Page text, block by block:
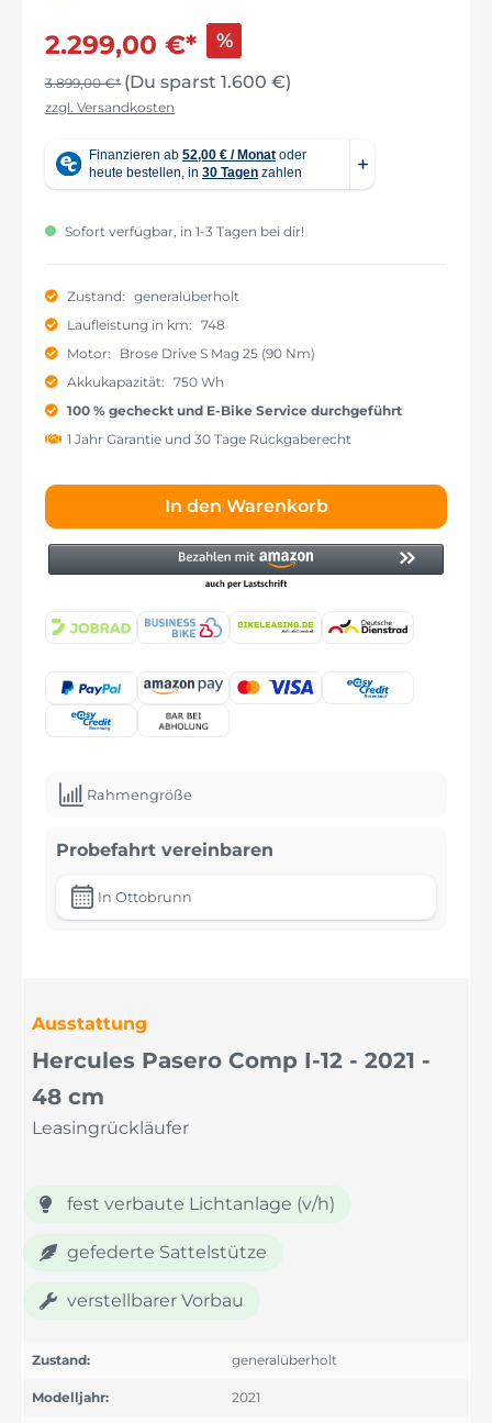
2.299,00 €* %
3.899,00 €* (Du sparst 1.600 €)
zzgl. Versandkosten
Sofort verfügbar, in 1-3 Tagen bei dir!
Zustand: generalüberholt
Laufleistung in km: 748
Motor:
Brose Drive S Mag 25 (90 Nm)
Akkukapazität: 750 Wh
100 % gecheckt und E-Bike Service durchgeführt
1 Jahr Garantie und 30 Tage Rückgaberecht
In den Warenkorb
Rahmengröße
Probefahrt vereinbaren
In Ottobrunn
Ausstattung
Hercules Pasero Comp I-12 - 2021 -
48 cm
Leasingrückläufer
fest verbaute Lichtanlage (v/h)
gefederte Sattelstütze
verstellbarer Vorbau
Zustand: generalüberholt
Modelljahr: 2021